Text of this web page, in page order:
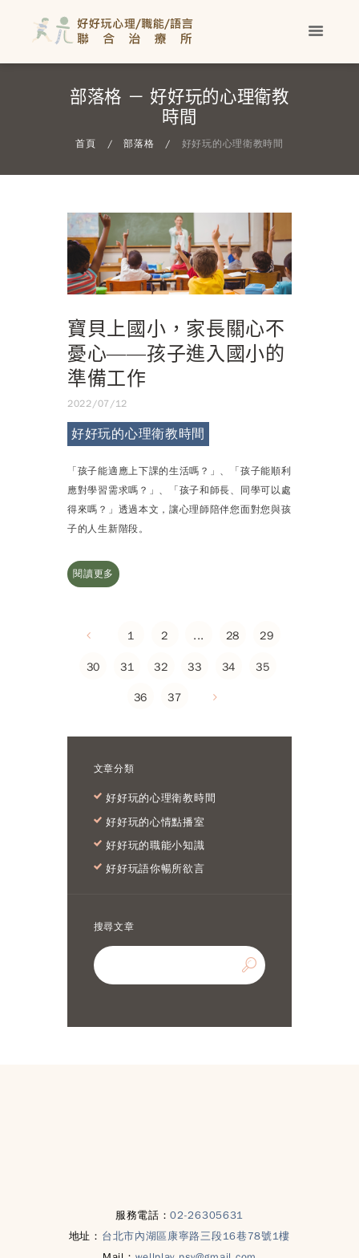
部落格 － 好好玩的心理衛教
時間
首頁 部落格 好好玩的心理衛教時間
寶貝上國小，家長關心不
憂心——孩子進入國小的
準備工作
2022/07/12
好好玩的心理衛教時間
「孩子能適應上下課的生活嗎？」、「孩子能順利
應對學習需求嗎？」、「孩子和師長、同學可以處
得來嗎？」透過本文，讓心理師陪伴您面對您與孩
子的人生新階段。
閱讀更多
1 2 ... 28 29
30 31 32 33 34 35
36 37
文章分類
好好玩的心理衛教時間
好好玩的心情點播室
好好玩的職能小知識
好好玩語你暢所欲言
搜尋文章
服務電話：02-26305631
地址： 台北市內湖區康寧路三段16巷78號1樓